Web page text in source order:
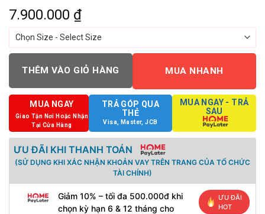
7.900.000 ₫
THÊM VÀO GIỎ HÀNG MUA NHANH
MUA NGAY
Giao Tận Nơi Hoặc Nhận
Tại Cửa Hàng
TRẢ GÓP QUA
THẺ
Visa, Master, JCB
MUA NGAY - TRẢ
SAU
ƯU ĐÃI KHI THANH TOÁN
(SỬ DỤNG KHI XÁC NHẬN KHOẢN VAY TRÊN TRANG CỦA TỔ CHỨC
TÀI CHÍNH)
Giảm 10% – tối đa 500.000đ khi
chọn kỳ hạn 6 & 12 tháng cho
ƯU ĐÃI
HOT